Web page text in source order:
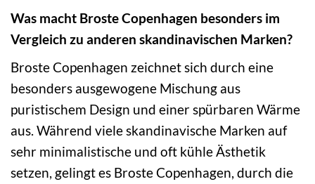
Was macht Broste Copenhagen besonders im
Vergleich zu anderen skandinavischen Marken?
Broste Copenhagen zeichnet sich durch eine
besonders ausgewogene Mischung aus
puristischem Design und einer spürbaren Wärme
aus. Während viele skandinavische Marken auf
sehr minimalistische und oft kühle Ästhetik
setzen, gelingt es Broste Copenhagen, durch die